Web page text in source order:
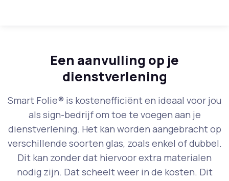
Een aanvulling op je
dienstverlening
Smart Folie® is kostenefficiënt en ideaal voor jou
als sign-bedrijf om toe te voegen aan je
dienstverlening. Het kan worden aangebracht op
verschillende soorten glas, zoals enkel of dubbel.
Dit kan zonder dat hiervoor extra materialen
nodig zijn. Dat scheelt weer in de kosten. Dit